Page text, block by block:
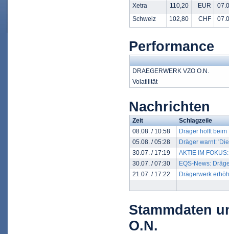
Xetra
110,20 EUR
Schweiz
102,80 CHF
Performance
DRAEGERWERK VZO O.N.
Volatilität
Nachrichten
Zeit
Schlagzeile
08.08. / 10:58
Dräger hofft
05.08. / 05:28
Dräger warnt:
30.07. / 17:19
AKTIE IM
30.07. / 07:30
EQS-News:
21.07. / 17:22
Drägerwerk
Stammdaten
O.N.